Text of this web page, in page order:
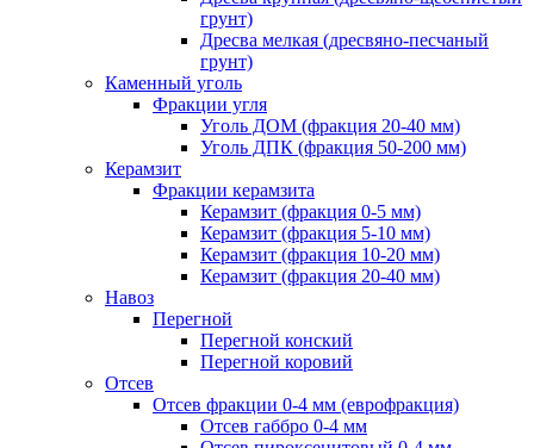
грунт)
Дресва мелкая (дресвяно-песчаный
грунт)
Каменный уголь
Фракции угля
Уголь ДОМ (фракция 20-40 мм)
Уголь ДПК (фракция 50-200 мм)
Керамзит
Фракции керамзита
Керамзит (фракция 0-5 мм)
Керамзит (фракция 5-10 мм)
Керамзит (фракция 10-20 мм)
Керамзит (фракция 20-40 мм)
Навоз
Перегной
Перегной конский
Перегной коровий
Отсев
Отсев фракции 0-4 мм (еврофракция)
Отсев габбро 0-4 мм